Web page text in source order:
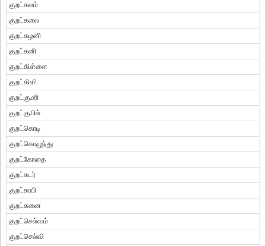
குறட்கலம்
குறட்கலை
குறட்கழனி
குறட்கனி
குறட்கிள்ளை
குறட்கிளி
குறட்குமரி
குறட்குயில்
குறட்கொடி
குறட்கொழுந்து
குறட்கோதை
குறட்சுடர்
குறட்சுரபி
குறட்சுனை
குறட்செல்வம்
குறட்செல்வி